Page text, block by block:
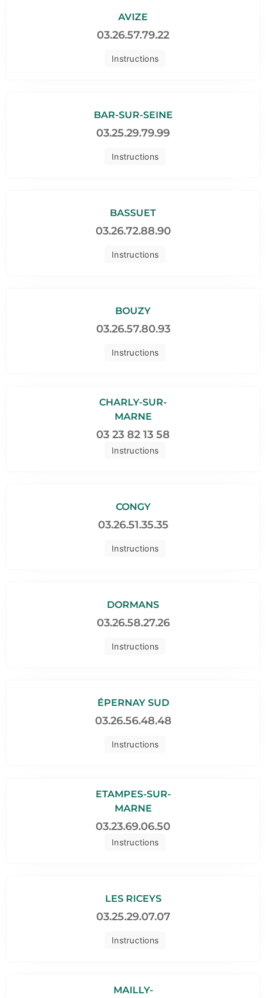
Instructions
AVIZE
03.26.57.79.22
Instructions
BAR-SUR-SEINE
03.25.29.79.99
Instructions
BASSUET
03.26.72.88.90
Instructions
BOUZY
03.26.57.80.93
Instructions
CHARLY-SUR-
MARNE
03 23 82 13 58
Instructions
CONGY
03.26.51.35.35
Instructions
DORMANS
03.26.58.27.26
Instructions
ÉPERNAY SUD
03.26.56.48.48
Instructions
ETAMPES-SUR-
MARNE
03.23.69.06.50
Instructions
LES RICEYS
03.25.29.07.07
MAILLY-